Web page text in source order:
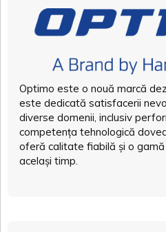
Optimo este o nouă marcă
este dedicată satisfacerii
diverse domenii, inclusiv
competența tehnologică
oferă calitate fiabilă și o
același timp.